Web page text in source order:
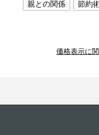
親との関係
節約
夫との関係
新津
価格表示に